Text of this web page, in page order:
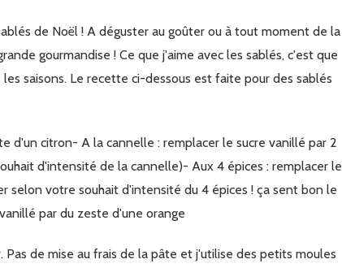
gourmandise ! Ce que j'aime avec les sablés, c'est que
saisons. Le recette ci-dessous est faite pour des sablés
d'intensité de la cannelle)- Aux 4 épices : remplacer le
selon votre souhait d'intensité du 4 épices ! ça sent bon le
par du zeste d'une orange